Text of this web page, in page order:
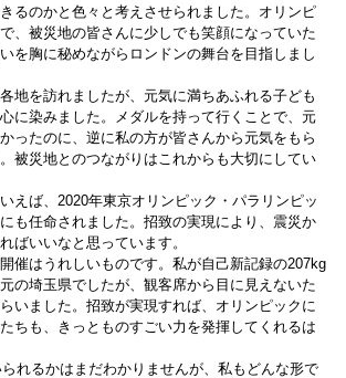
るのかと色々と考えさせられました。オリンピ
、被災地の皆さんに少しでも笑顔になっていた
を胸に秘めながらロンドンの舞台を目指しまし
地を訪れましたが、元気に満ちあふれる子ども
に染みました。メダルを持って行くことで、元
ったのに、逆に私の方が皆さんから元気をもら
被災地とのつながりはこれからも大切にしてい
えば、2020年東京オリンピック・パラリンピッ
も任命されました。招致の実現により、震災か
ばいいなと思っています。
催はうれしいものです。私が自己新記録の207kg
の埼玉県でしたが、観客席から目に見えないた
いました。招致が実現すれば、オリンピックに
ちも、きっとものすごい力を発揮してくれるは
れるかはまだわかりませんが、私もどんな形で